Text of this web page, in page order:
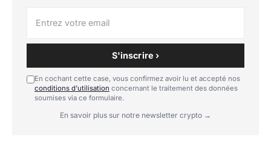
S'inscrire ›
En cochant cette case, vous confirmez avoir lu et accepté nos
conditions d'utilisation concernant le traitement des données
soumises via ce formulaire.
En savoir plus sur notre newsletter crypto →